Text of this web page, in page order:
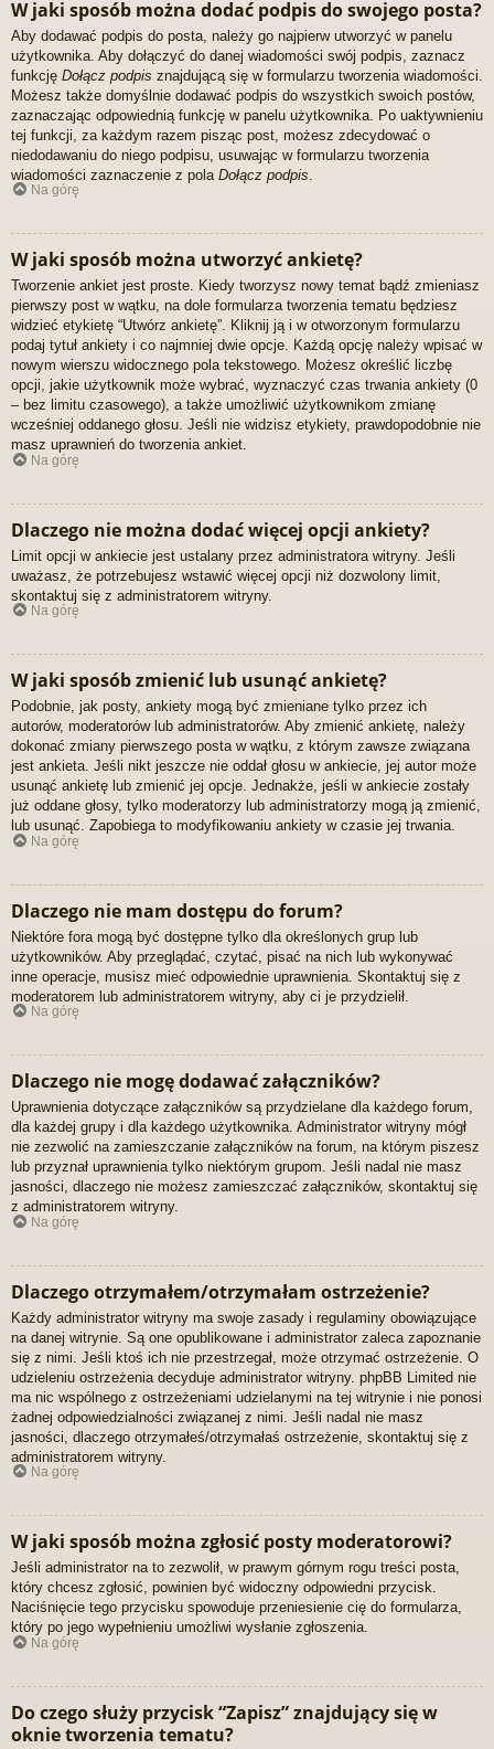
W jaki sposób można dodać podpis do swojego posta?
Aby dodawać podpis do posta, należy go najpierw utworzyć w panelu
użytkownika. Aby dołączyć do danej wiadomości swój podpis, zaznacz
funkcję Dołącz podpis znajdującą się w formularzu tworzenia wiadomości.
Możesz także domyślnie dodawać podpis do wszystkich swoich postów,
zaznaczając odpowiednią funkcję w panelu użytkownika. Po uaktywnieniu
tej funkcji, za każdym razem pisząc post, możesz zdecydować o
niedodawaniu do niego podpisu, usuwając w formularzu tworzenia
wiadomości zaznaczenie z pola Dołącz podpis
Na górę
W jaki sposób można utworzyć ankietę?
Tworzenie ankiet jest proste. Kiedy tworzysz nowy temat bądź zmieniasz
pierwszy post w wątku, na dole formularza tworzenia tematu będziesz
widzieć etykietę “Utwórz ankietę”. Kliknij ją i w otworzonym formularzu
podaj tytuł ankiety i co najmniej dwie opcje. Każdą opcję należy wpisać w
nowym wierszu widocznego pola tekstowego. Możesz określić liczbę
opcji, jakie użytkownik może wybrać, wyznaczyć czas trwania ankiety (0
– bez limitu czasowego), a także umożliwić użytkownikom zmianę
wcześniej oddanego głosu. Jeśli nie widzisz etykiety, prawdopodobnie nie
masz uprawnień do tworzenia ankiet.
Na górę
Dlaczego nie można dodać więcej opcji ankiety?
Limit opcji w ankiecie jest ustalany przez administratora witryny. Jeśli
uważasz, że potrzebujesz wstawić więcej opcji niż dozwolony limit,
skontaktuj się z administratorem witryny.
Na górę
W jaki sposób zmienić lub usunąć ankietę?
Podobnie, jak posty, ankiety mogą być zmieniane tylko przez ich
autorów, moderatorów lub administratorów. Aby zmienić ankietę, należy
dokonać zmiany pierwszego posta w wątku, z którym zawsze związana
jest ankieta. Jeśli nikt jeszcze nie oddał głosu w ankiecie, jej autor może
usunąć ankietę lub zmienić jej opcje. Jednakże, jeśli w ankiecie zostały
już oddane głosy, tylko moderatorzy lub administratorzy mogą ją zmienić,
lub usunąć. Zapobiega to modyfikowaniu ankiety w czasie jej trwania.
Na górę
Dlaczego nie mam dostępu do forum?
Niektóre fora mogą być dostępne tylko dla określonych grup lub
użytkowników. Aby przeglądać, czytać, pisać na nich lub wykonywać
inne operacje, musisz mieć odpowiednie uprawnienia. Skontaktuj się z
moderatorem lub administratorem witryny, aby ci je przydzielił.
Na górę
Dlaczego nie mogę dodawać załączników?
Uprawnienia dotyczące załączników są przydzielane dla każdego forum,
dla każdej grupy i dla każdego użytkownika. Administrator witryny mógł
nie zezwolić na zamieszczanie załączników na forum, na którym piszesz
lub przyznał uprawnienia tylko niektórym grupom. Jeśli nadal nie masz
jasności, dlaczego nie możesz zamieszczać załączników, skontaktuj się
z administratorem witryny.
Na górę
Dlaczego otrzymałem/otrzymałam ostrzeżenie?
Każdy administrator witryny ma swoje zasady i regulaminy obowiązujące
na danej witrynie. Są one opublikowane i administrator zaleca zapoznanie
się z nimi. Jeśli ktoś ich nie przestrzegał, może otrzymać ostrzeżenie. O
udzieleniu ostrzeżenia decyduje administrator witryny. phpBB Limited nie
ma nic wspólnego z ostrzeżeniami udzielanymi na tej witrynie i nie ponosi
żadnej odpowiedzialności związanej z nimi. Jeśli nadal nie masz
jasności, dlaczego otrzymałeś/otrzymałaś ostrzeżenie, skontaktuj się z
administratorem witryny.
Na górę
W jaki sposób można zgłosić posty moderatorowi?
Jeśli administrator na to zezwolił, w prawym górnym rogu treści posta,
który chcesz zgłosić, powinien być widoczny odpowiedni przycisk.
Naciśnięcie tego przycisku spowoduje przeniesienie cię do formularza,
który po jego wypełnieniu umożliwi wysłanie zgłoszenia.
Na górę
Do czego służy przycisk “Zapisz” znajdujący się w
oknie tworzenia tematu?